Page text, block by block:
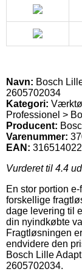
Navn: Bosch
2605702034
Kategori:
Professionel >
Producent:
Varenummer:
EAN:
Vurderet til 4.4
En stor portion
forskellige
dage levering til
din nyindkøbte
Fragtløsningen
endvidere den
Bosch Lille
2605702034.